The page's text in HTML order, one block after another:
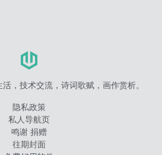
，技术交流，诗词歌赋，画作赏析。
隐私政策
私人导航页
鸣谢 捐赠
往期封面